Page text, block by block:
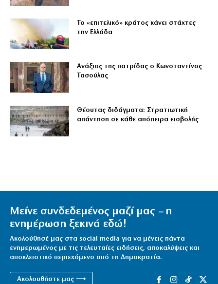
Το «επιτελικό» κράτος κάνει στάχτες
την Ελλάδα
Ανάξιος της πατρίδας ο Κωνσταντίνος
Τασούλας
Θέουτας διδάγματα: Στρατιωτική
απάντηση σε κάθε απόπειρα εισβολής
Μείνε συνδεδεμένος μαζί μας – η
ενημέρωση ξεκινά εδώ!
Ακολούθησέ μας στα social media για να μένεις πάντα
ενημερωμένος με τις τελευταίες ειδήσεις, αποκαλύψεις και
αποκλειστικό περιεχόμενο από τη Δημοκρατία.
Ακολουθήστε μας ⟶